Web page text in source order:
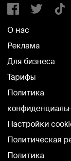
О нас
Реклама
Для бизнеса
Тарифы
Политика
Настройки
Политическая
Политика